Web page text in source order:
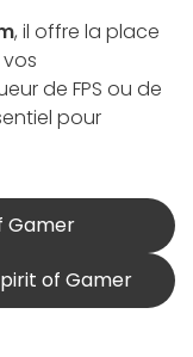
, il offre la place
de FPS ou de
pour
Gamer
of Gamer